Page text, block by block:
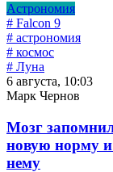
Астрономия
# Falcon 9
# астрономия
# космос
# Луна
6 августа, 10:03
Марк Чернов
Мозг
новую норму и
нему